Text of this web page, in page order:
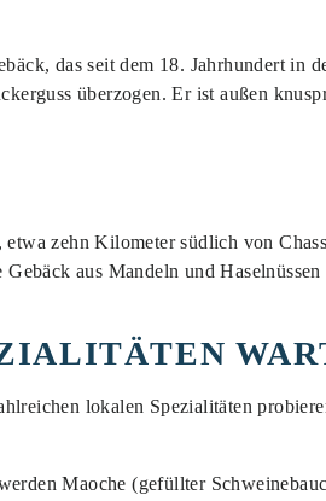
das seit dem 18. Jahrhundert in
überzogen. Er ist außen
zehn Kilometer südlich von
aus Mandeln und
lokalen Spezialitäten
Maoche (gefüllter